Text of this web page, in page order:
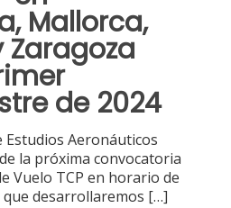
Mallorca,
Zaragoza
de 2024
Estudios Aeronáuticos
la próxima convocatoria
Vuelo TCP en horario de
desarrollaremos […]